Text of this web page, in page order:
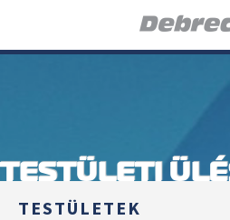
TESTÜLETI
TESTÜLETEK